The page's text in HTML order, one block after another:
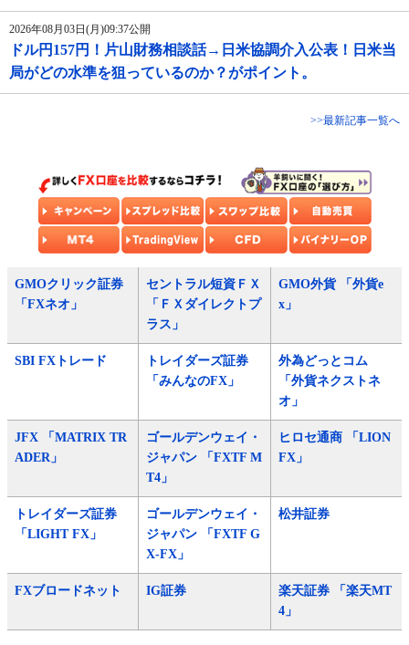
2026年08月03日(月)09:37公開
ドル円157円！片山財務相談話→日米協調介入公表！日米当
局がどの水準を狙っているのか？がポイント。
>>最新記事一覧へ
GMOクリック証券
「FXネオ」
セントラル短資ＦＸ
「ＦＸダイレクトプ
ラス」
GMO外貨 「外貨e
x」
SBI FXトレード
トレイダーズ証券
「みんなのFX」
外為どっとコム
「外貨ネクストネ
オ」
JFX 「MATRIX TR
ADER」
ゴールデンウェイ・
ジャパン 「FXTF M
T4」
ヒロセ通商 「LION
FX」
トレイダーズ証券
「LIGHT FX」
ゴールデンウェイ・
ジャパン 「FXTF G
X-FX」
松井証券
FXブロードネット IG証券
楽天証券 「楽天MT
4」